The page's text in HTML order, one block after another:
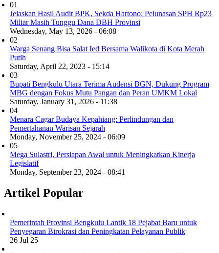
01
Jelaskan Hasil Audit BPK, Sekda Hartono: Pelunasan SPH Rp23
Miliar Masih Tunggu Dana DBH Provinsi
Wednesday, May 13, 2026 - 06:08
02
Warga Senang Bisa Salat Ied Bersama Walikota di Kota Merah
Putih
Saturday, April 22, 2023 - 15:14
03
Bupati Bengkulu Utara Terima Audensi BGN, Dukung Program
MBG dengan Fokus Mutu Pangan dan Peran UMKM Lokal
Saturday, January 31, 2026 - 11:38
04
Menara Cagar Budaya Kepahiang: Perlindungan dan
Pemertahanan Warisan Sejarah
Monday, November 25, 2024 - 06:09
05
Mega Sulastri, Persiapan Awal untuk Meningkatkan Kinerja
Legislatif
Monday, September 23, 2024 - 08:41
Artikel Popular
Pemerintah Provinsi Bengkulu Lantik 18 Pejabat Baru untuk
Penyegaran Birokrasi dan Peningkatan Pelayanan Publik
26 Jul 25